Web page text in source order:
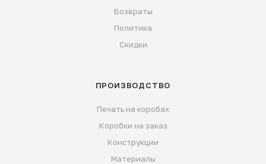
Возвраты
Политика
Скидки
ПРОИЗВОДСТВО
Печать на коробах
Коробки на заказ
Конструкции
Материалы